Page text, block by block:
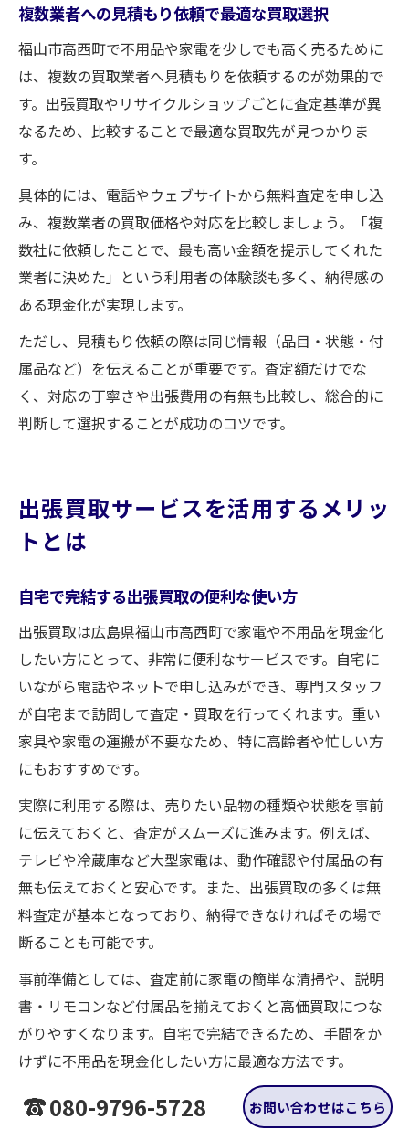
複数業者への見積もり依頼で最適な買取選択
福山市高西町で不用品や家電を少しでも高く売るために
は、複数の買取業者へ見積もりを依頼するのが効果的で
す。出張買取やリサイクルショップごとに査定基準が異
なるため、比較することで最適な買取先が見つかりま
す。
具体的には、電話やウェブサイトから無料査定を申し込
み、複数業者の買取価格や対応を比較しましょう。「複
数社に依頼したことで、最も高い金額を提示してくれた
業者に決めた」という利用者の体験談も多く、納得感の
ある現金化が実現します。
ただし、見積もり依頼の際は同じ情報（品目・状態・付
属品など）を伝えることが重要です。査定額だけでな
く、対応の丁寧さや出張費用の有無も比較し、総合的に
判断して選択することが成功のコツです。
出張買取サービスを活用するメリッ
トとは
自宅で完結する出張買取の便利な使い方
出張買取は広島県福山市高西町で家電や不用品を現金化
したい方にとって、非常に便利なサービスです。自宅に
いながら電話やネットで申し込みができ、専門スタッフ
が自宅まで訪問して査定・買取を行ってくれます。重い
家具や家電の運搬が不要なため、特に高齢者や忙しい方
にもおすすめです。
実際に利用する際は、売りたい品物の種類や状態を事前
に伝えておくと、査定がスムーズに進みます。例えば、
テレビや冷蔵庫など大型家電は、動作確認や付属品の有
無も伝えておくと安心です。また、出張買取の多くは無
料査定が基本となっており、納得できなければその場で
断ることも可能です。
事前準備としては、査定前に家電の簡単な清掃や、説明
書・リモコンなど付属品を揃えておくと高価買取につな
がりやすくなります。自宅で完結できるため、手間をか
けずに不用品を現金化したい方に最適な方法です。
手間なく現金化できる出張買取の魅力
080-9796-5728 お問い合わせはこちら